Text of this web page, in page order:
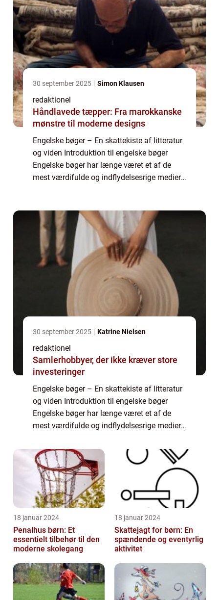
30 september 2025 Simon Klausen
redaktionel
Håndlavede tæpper: Fra marokkanske
mønstre til moderne designs
Engelske bøger – En skattekiste af litteratur
og viden Introduktion til engelske bøger
Engelske bøger har længe været et af de
mest værdifulde og indflydelsesrige medier i
30 september 2025 Katrine Nielsen
redaktionel
Samlerhobbyer, der ikke kræver store
investeringer
Engelske bøger – En skattekiste af litteratur
og viden Introduktion til engelske bøger
Engelske bøger har længe været et af de
mest værdifulde og indflydelsesrige medier i
bestsellere har engelske bø...
18 januar 2024
Penalhus børn: Et
essentielt tilbehør til den
moderne skolegang
18 januar 2024
Skattejagt for børn: En
spændende og eventyrlig
aktivitet